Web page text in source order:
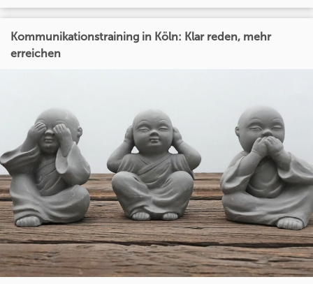
Kommunikationstraining in Köln: Klar reden, mehr
erreichen